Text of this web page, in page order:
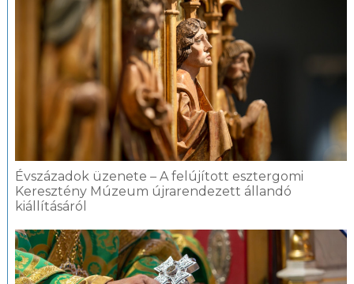
Évszázadok üzenete – A felújított esztergomi
Keresztény Múzeum újrarendezett állandó
kiállításáról